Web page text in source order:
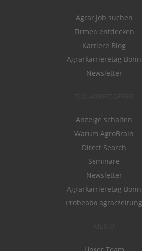
Agrar Job suchen
Firmen entdecken
Karriere Blog
Agrarkarrieretag Bonn
Newsletter
Anzeige schalten
Warum AgroBrain
Direct Search
Seminare
Newsletter
Agrarkarrieretag Bonn
Probeabo agrarzeitung